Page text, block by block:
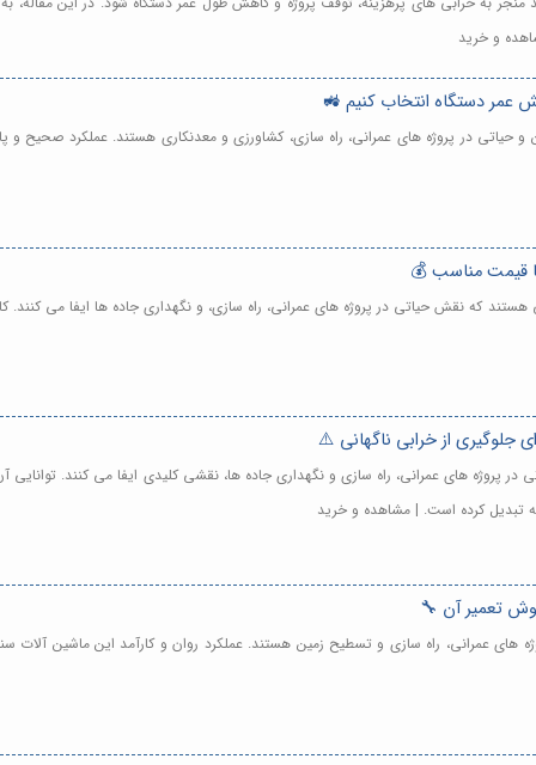
و خرید
عمر دستگاه انتخاب کنیم 🚜
و حیاتی در پروژه های عمرانی، راه سازی، کشاورزی و معدنکاری هستند. عملکرد
قیمت مناسب 💰
هستند که نقش حیاتی در پروژه های عمرانی، راه سازی، و نگهداری جاده ها ایفا می
جلوگیری از خرابی ناگهانی ⚠️
در پروژه های عمرانی، راه سازی و نگهداری جاده ها، نقشی کلیدی ایفا می کنند.
تبدیل کرده است. | مشاهده و خرید
تعمیر آن 🔧
های عمرانی، راه سازی و تسطیح زمین هستند. عملکرد روان و کارآمد این ماشین